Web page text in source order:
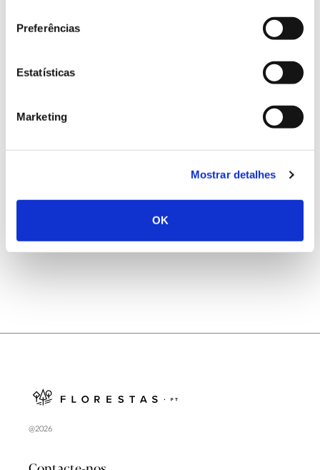
Preferências
Estatísticas
Marketing
Mostrar detalhes
OK
Registar galhas de Trichi em acácia-das-espigas:
Natureza e florestas procuram jovens voluntários
@2026